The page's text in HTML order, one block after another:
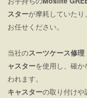
スターが摩耗していた
お任せください。
当社のスーツケース修
ャスターを使用し、確
われます。
キャスターの取り付け